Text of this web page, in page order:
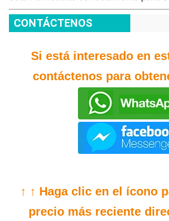
CONTÁCTENOS
Si está interesado en
contáctenos para
↑ ↑ Haga clic en el ícono
precio más reciente